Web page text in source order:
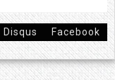
Disqus Facebook